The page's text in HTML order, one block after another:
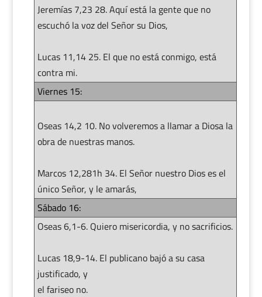
Jeremías 7,23 28. Aquí está la gente que no
escuchó la voz del Señor su Dios,
Lucas 11,14 25. El que no está conmigo, está
contra mi.
Viernes 15:
Oseas 14,2 10. No volveremos a llamar a Diosa la
obra de nuestras manos.
Marcos 12,281h 34. El Señor nuestro Dios es el
único Señor, y le amarás,
Sábado 16:
Oseas 6,1-6. Quiero misericordia, y no sacrificios.
Lucas 18,9-14. El publicano bajó a su casa
justificado, y
el fariseo no.